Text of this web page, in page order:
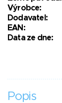
Výrobce:
Dodavatel:
EAN:
Data ze dne:
Popis